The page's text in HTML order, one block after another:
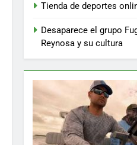
Tienda de deportes
Desaparece el grupo
Reynosa y su cultura